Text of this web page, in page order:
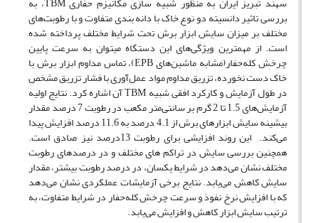
بررسی تاثیر دانسیته دو نوع خاک با دانه بندی متفاوت و با رطوبت‌های
مختلف بر میزان سایش ابزار برش تحت شرایط مختلف پرداخته شده
است. از مهمترین ویژگی‌های این دستگاه میتوان به سرعت پایین
چرخش کله‌حفار(مشابه ماشین‌های EPB)، تماس مداوم ابزار برش با
خاک دست نخورده، تزریق مداوم مواد عمل‌‌آوری با فشار تزریق مشخص
در طول آزمایش و کارکرد افقی شبیه TBM آن اشاره کرد. نتایج اولیه
آزمایش‌های 1.5 تا 2 گرم بر سانتی‌متر مکعب در رطوبت 7 درصد مقدار
بیشینه سایش ابزارهای برش از 4.1 درصد به 11.6 درصد افزایش پیدا
می‌کند. این روند افزایشی برای رطوبت 13درصد نیز صادق است.
همچنین بررسی سایش در تراکم های مختلف و در درصدهای رطوبت
مختلف نشان می‌دهد در شرایط یکسان، در درصد رطوبت بیشتر، مقدار
سایش کاهش می‌یابد. نتایج برخی آزمایشات عملکردی نشان می‌دهد
که با افزایش نرخ نفوذ و سرعت چرخش کله‌حفار در شرایط متفاوت، به
ترتیب سایش ابزار کاهش و افزایش می‌یابد.